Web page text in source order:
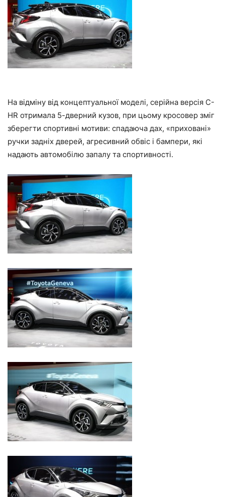
На відміну від концептуальної моделі, серійна версія C-
HR отримала 5-дверний кузов, при цьому кросовер зміг
зберегти спортивні мотиви: спадаюча дах, «приховані»
ручки задніх дверей, агресивний обвіс і бампери, які
надають автомобілю запалу та спортивності.